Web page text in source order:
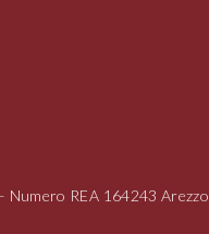
Numero REA 164243 Arezzo